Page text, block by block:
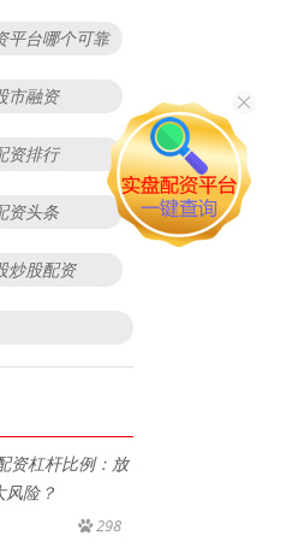
平台哪个可靠
市融资
资排行
资头条
炒股配资
资杠杆比例：放
风险？
298